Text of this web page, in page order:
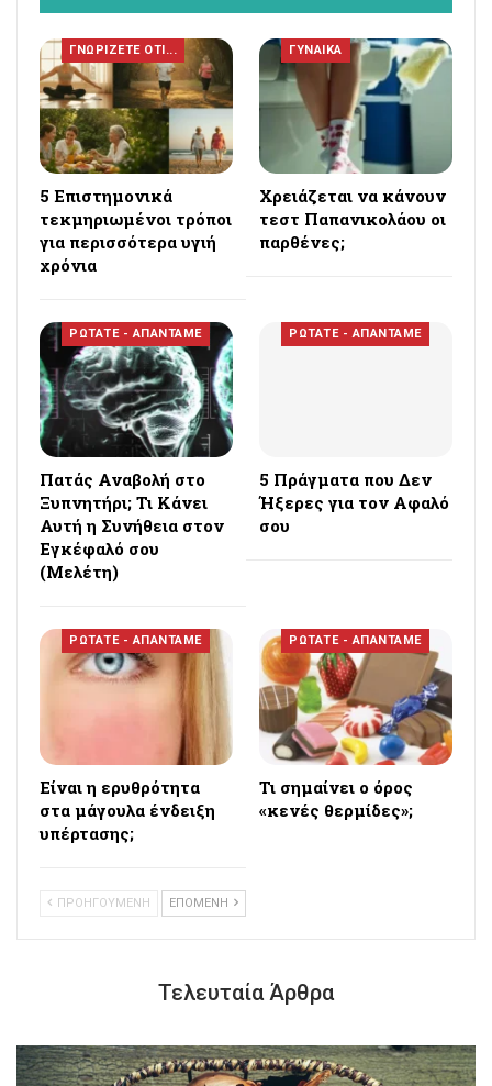
ΓΝΩΡΙΖΕΤΕ ΟΤΙ...
5 Επιστημονικά
τεκμηριωμένοι τρόποι
για περισσότερα υγιή
χρόνια
ΓΥΝΑΙΚΑ
Χρειάζεται να κάνουν
τεστ Παπανικολάου οι
παρθένες;
ΡΩΤΑΤΕ - ΑΠΑΝΤΑΜΕ
Πατάς Αναβολή στο
Ξυπνητήρι; Τι Κάνει
Αυτή η Συνήθεια στον
Εγκέφαλό σου
(Μελέτη)
ΡΩΤΑΤΕ - ΑΠΑΝΤΑΜΕ
5 Πράγματα που Δεν
Ήξερες για τον Αφαλό
σου
ΡΩΤΑΤΕ - ΑΠΑΝΤΑΜΕ
Eίναι η ερυθρότητα
στα μάγουλα ένδειξη
υπέρτασης;
ΡΩΤΑΤΕ - ΑΠΑΝΤΑΜΕ
Τι σημαίνει ο όρος
«κενές θερμίδες»;
ΠΡΟΗΓΟΥΜΕΝΗ ΕΠΟΜΕΝΗ
Τελευταία Άρθρα